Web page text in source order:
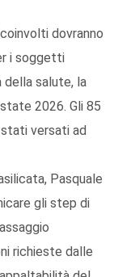
dovranno
i soggetti
salute, la
2026. Gli 85
versati ad
Pasquale
gli step di
richieste dalle